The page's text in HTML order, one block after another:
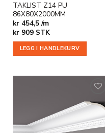
TAKLIST Z14 PU
86X80X2000MM
kr 454,5 /m
kr909 STK
LEGG I HANDLEKURV
Legg til
i
ønskeliste